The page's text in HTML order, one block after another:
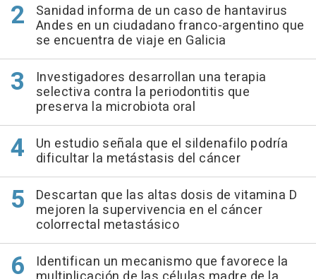
Sanidad informa de un caso de hantavirus
Andes en un ciudadano franco-argentino que
se encuentra de viaje en Galicia
Investigadores desarrollan una terapia
selectiva contra la periodontitis que
preserva la microbiota oral
Un estudio señala que el sildenafilo podría
dificultar la metástasis del cáncer
Descartan que las altas dosis de vitamina D
mejoren la supervivencia en el cáncer
colorrectal metastásico
Identifican un mecanismo que favorece la